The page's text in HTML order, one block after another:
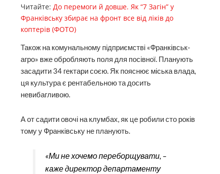
Читайте:До перемоги й довше. Як “7 Загін” у
Франківську збирає на фронт все від ліків до
коптерів (ФОТО)
Також на комунальному підприємстві «Франківськ-
агро» вже обробляють поля для посівної. Планують
засадити 34 гектари соєю. Як пояснює міська влада,
ця культура є рентабельною та досить
невибагливою.
А от садити овочі на клумбах, як це робили сто років
тому у Франківську не планують.
«Ми не хочемо переборщувати, –
каже директор департаменту